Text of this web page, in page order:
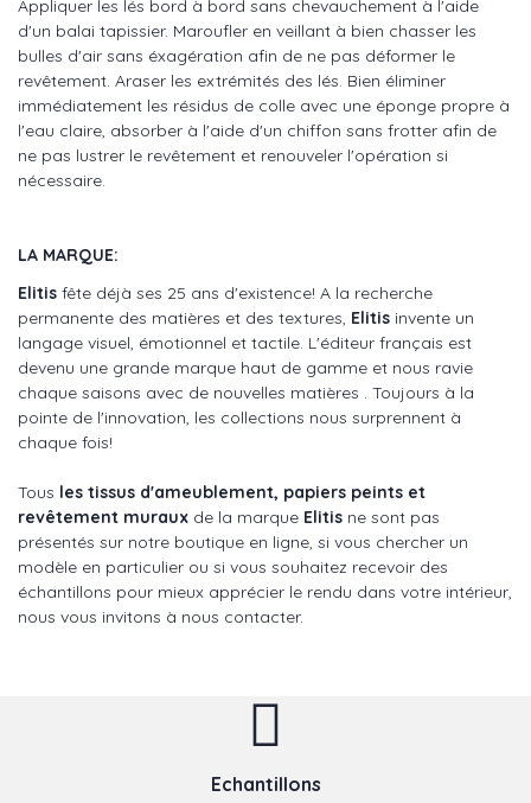
Appliquer les lés bord à bord sans chevauchement à l'aide
d'un balai tapissier. Maroufler en veillant à bien chasser les
bulles d'air sans éxagération afin de ne pas déformer le
revêtement. Araser les extrémités des lés. Bien éliminer
immédiatement les résidus de colle avec une éponge propre à
l'eau claire, absorber à l'aide d'un chiffon sans frotter afin de
ne pas lustrer le revêtement et renouveler l'opération si
nécessaire.
LA MARQUE:
Elitis fête déjà ses 25 ans d'existence! A la recherche
permanente des matières et des textures, Elitis invente un
langage visuel, émotionnel et tactile. L'éditeur français est
devenu une grande marque haut de gamme et nous ravie
chaque saisons avec de nouvelles matières . Toujours à la
pointe de l'innovation, les collections nous surprennent à
chaque fois!
Tous les tissus d'ameublement, papiers peints et
revêtement muraux de la marque Elitis ne sont pas
présentés sur notre boutique en ligne, si vous chercher un
modèle en particulier ou si vous souhaitez recevoir des
échantillons pour mieux apprécier le rendu dans votre intérieur,
nous vous invitons à nous contacter.
Echantillons